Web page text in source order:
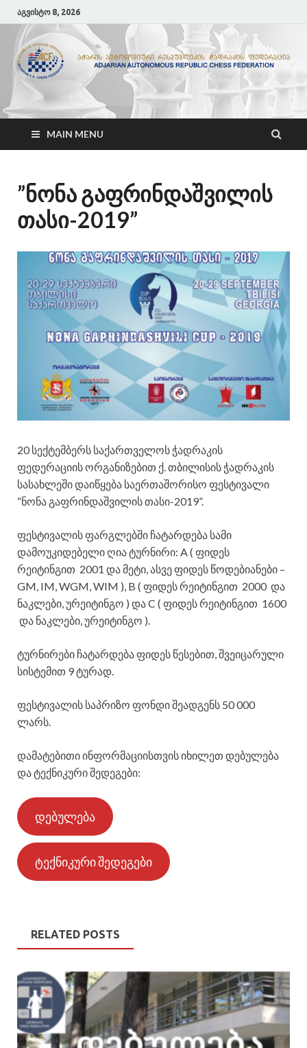
აგვისტო 8, 2026
ACF
აჭარის ჭადრაკის ფედერაცია
MAIN MENU
”ნონა გაფრინდაშვილის
თასი-2019”
20 სექტემბერს საქართველოს ჭადრაკის
ფედერაციის ორგანიზებით ქ. თბილისის ჭადრაკის
სასახლეში დაიწყება საერთაშორისო ფესტივალი
“ნონა გაფრინდაშვილის თასი-2019”.
ფესტივალის ფარგლებში ჩატარდება სამი
დამოუკიდებელი ღია ტურნირი: A ( ფიდეს
რეიტინგით 2001 და მეტი, ასვე ფიდეს წოდებიანები –
GM, IM, WGM, WIM ), B ( ფიდეს რეიტინგით 2000 და
ნაკლები, ურეიტინგო ) და C ( ფიდეს რეიტინგით 1600
და ნაკლები, ურეიტინგო ).
ტურნირები ჩატარდება ფიდეს წესებით, შვეიცარული
სისტემით 9 ტურად.
ფესტივალის საპრიზო ფონდი შეადგენს 50 000
ლარს.
დამატებითი ინფორმაციისთვის იხილეთ დებულება
და ტექნიკური შედეგები:
დებულება
ტექნიკური შედეგები
RELATED POSTS